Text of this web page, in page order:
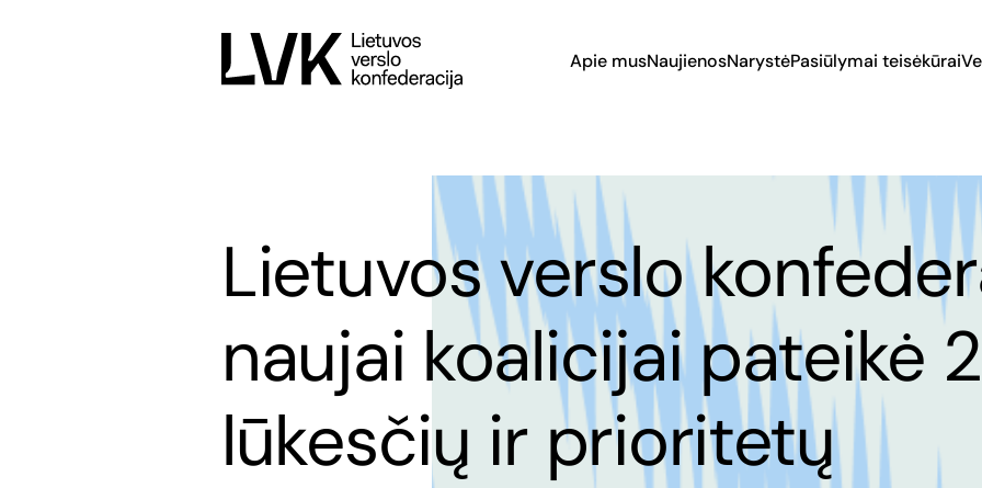
Apie musNaujienosNarystėPasiūlymai teisėkūrai
Lietuvos verslo
naujai koalicijai pateikė
lūkesčių ir prioritetų